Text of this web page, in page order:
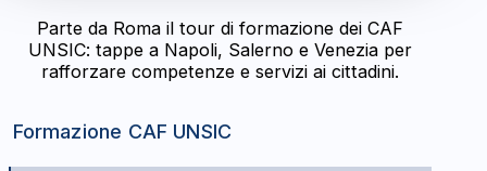
Parte da Roma il tour di formazione dei CAF
UNSIC: tappe a Napoli, Salerno e Venezia per
rafforzare competenze e servizi ai cittadini.
Formazione CAF UNSIC